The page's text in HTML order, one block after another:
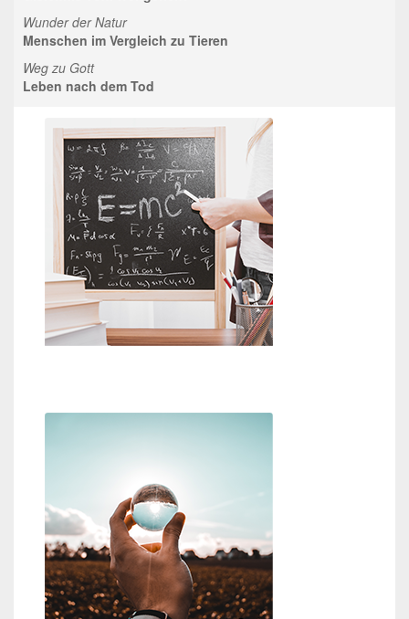
Wunder der Natur
Menschen im Vergleich zu Tieren
Weg zu Gott
Leben nach dem Tod